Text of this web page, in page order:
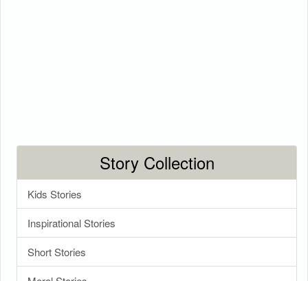
Story Collection
Kids Stories
Inspirational Stories
Short Stories